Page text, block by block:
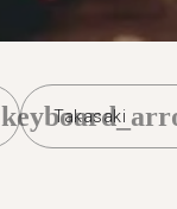
Takasaki